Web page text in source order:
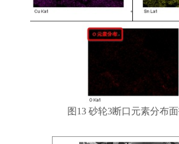
图13 砂轮3断口元素分布